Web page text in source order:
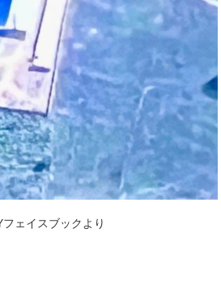
ェイスブックより